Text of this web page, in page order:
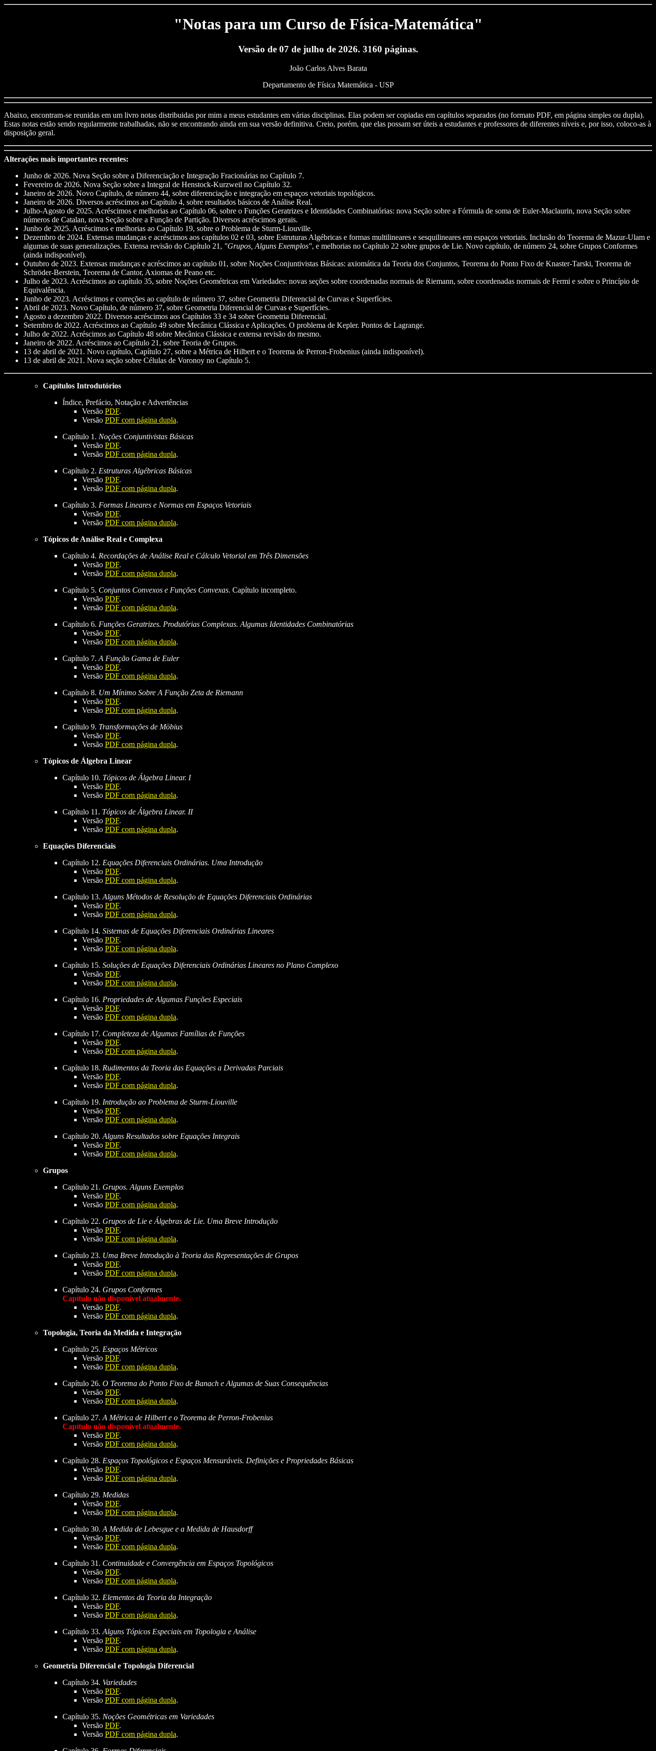
"Notas para um Curso de Física-Matemática"
Versão de 07 de julho de 2026. 3160 páginas.
João Carlos Alves Barata
Departamento de Física Matemática - USP
Abaixo, encontram-se reunidas em um livro notas distribuidas por mim a meus estudantes em várias disciplinas. Elas podem ser copiadas em capítulos separados (no formato PDF, em página simples ou dupla).
Estas notas estão sendo regularmente trabalhadas, não se encontrando ainda em sua versão definitiva. Creio, porém, que elas possam ser úteis a estudantes e professores de diferentes níveis e, por isso, coloco-as à
disposição geral.
Alterações mais importantes recentes:
Junho de 2026. Nova Seção sobre a Diferenciação e Integração Fracionárias no Capítulo 7.
Fevereiro de 2026. Nova Seção sobre a Integral de Henstock-Kurzweil no Capítulo 32.
Janeiro de 2026. Novo Capítulo, de número 44, sobre diferenciação e integração em espaços vetoriais topológicos.
Janeiro de 2026. Diversos acréscimos ao Capítulo 4, sobre resultados básicos de Análise Real.
Julho-Agosto de 2025. Acréscimos e melhorias ao Capítulo 06, sobre o Funções Geratrizes e Identidades Combinatórias: nova Seção sobre a Fórmula de soma de Euler-Maclaurin, nova Seção sobre
números de Catalan, nova Seção sobre a Função de Partição. Diversos acréscimos gerais.
Junho de 2025. Acréscimos e melhorias ao Capítulo 19, sobre o Problema de Sturm-Liouville.
Dezembro de 2024. Extensas mudanças e acréscimos aos capítulos 02 e 03, sobre Estruturas Algébricas e formas multilineares e sesquilineares em espaços vetoriais. Inclusão do Teorema de Mazur-Ulam e
algumas de suas generalizações. Extensa revisão do Capítulo 21, "Grupos, Alguns Exemplos", e melhorias no Capítulo 22 sobre grupos de Lie. Novo capítulo, de número 24, sobre Grupos Conformes
(ainda indisponível).
Outubro de 2023. Extensas mudanças e acréscimos ao capítulo 01, sobre Noções Conjuntivistas Básicas: axiomática da Teoria dos Conjuntos, Teorema do Ponto Fixo de Knaster-Tarski, Teorema de
Schröder-Berstein, Teorema de Cantor, Axiomas de Peano etc.
Julho de 2023. Acréscimos ao capítulo 35, sobre Noções Geométricas em Variedades: novas seções sobre coordenadas normais de Riemann, sobre coordenadas normais de Fermi e sobre o Princípio de
Equivalência.
Junho de 2023. Acréscimos e correções ao capítulo de número 37, sobre Geometria Diferencial de Curvas e Superfícies.
Abril de 2023. Novo Capítulo, de número 37, sobre Geometria Diferencial de Curvas e Superfícies.
Agosto a dezembro 2022. Diversos acréscimos aos Capítulos 33 e 34 sobre Geometria Diferencial.
Setembro de 2022. Acréscimos ao Capítulo 49 sobre Mecânica Clássica e Aplicações. O problema de Kepler. Pontos de Lagrange.
Julho de 2022. Acréscimos ao Capítulo 48 sobre Mecânica Clássica e extensa revisão do mesmo.
Janeiro de 2022. Acréscimos ao Capítulo 21, sobre Teoria de Grupos.
13 de abril de 2021. Novo capítulo, Capítulo 27, sobre a Métrica de Hilbert e o Teorema de Perron-Frobenius (ainda indisponível).
13 de abril de 2021. Nova seção sobre Células de Voronoy no Capítulo 5.
Capítulos Introdutórios
Índice, Prefácio, Notação e Advertências
Versão PDF.
Versão PDF com página dupla.
Capítulo 1. Noções Conjuntivistas Básicas
Versão PDF.
Versão PDF com página dupla.
Capítulo 2. Estruturas Algébricas Básicas
Versão PDF.
Versão PDF com página dupla.
Capítulo 3. Formas Lineares e Normas em Espaços Vetoriais
Versão PDF.
Versão PDF com página dupla.
Tópicos de Análise Real e Complexa
Capítulo 4. Recordações de Análise Real e Cálculo Vetorial em Três Dimensões
Versão PDF.
Versão PDF com página dupla.
Capítulo 5. Conjuntos Convexos e Funções Convexas. Capítulo incompleto.
Versão PDF.
Versão PDF com página dupla.
Capítulo 6. Funções Geratrizes. Produtórias Complexas. Algumas Identidades Combinatórias
Versão PDF.
Versão PDF com página dupla.
Capítulo 7. A Função Gama de Euler
Versão PDF.
Versão PDF com página dupla.
Capítulo 8. Um Mínimo Sobre A Função Zeta de Riemann
Versão PDF.
Versão PDF com página dupla.
Capítulo 9. Transformações de Möbius
Versão PDF.
Versão PDF com página dupla.
Tópicos de Álgebra Linear
Capítulo 10. Tópicos de Álgebra Linear. I
Versão PDF.
Versão PDF com página dupla.
Capítulo 11. Tópicos de Álgebra Linear. II
Versão PDF.
Versão PDF com página dupla.
Equações Diferenciais
Capítulo 12. Equações Diferenciais Ordinárias. Uma Introdução
Versão PDF.
Versão PDF com página dupla.
Capítulo 13. Alguns Métodos de Resolução de Equações Diferenciais Ordinárias
Versão PDF.
Versão PDF com página dupla.
Capítulo 14. Sistemas de Equações Diferenciais Ordinárias Lineares
Versão PDF.
Versão PDF com página dupla.
Capítulo 15. Soluções de Equações Diferenciais Ordinárias Lineares no Plano Complexo
Versão PDF.
Versão PDF com página dupla.
Capítulo 16. Propriedades de Algumas Funções Especiais
Versão PDF.
Versão PDF com página dupla.
Capítulo 17. Completeza de Algumas Famílias de Funções
Versão PDF.
Versão PDF com página dupla.
Capítulo 18. Rudimentos da Teoria das Equações a Derivadas Parciais
Versão PDF.
Versão PDF com página dupla.
Capítulo 19. Introdução ao Problema de Sturm-Liouville
Versão PDF.
Versão PDF com página dupla.
Capítulo 20. Alguns Resultados sobre Equações Integrais
Versão PDF.
Versão PDF com página dupla.
Grupos
Capítulo 21. Grupos. Alguns Exemplos
Versão PDF.
Versão PDF com página dupla.
Capítulo 22. Grupos de Lie e Álgebras de Lie. Uma Breve Introdução
Versão PDF.
Versão PDF com página dupla.
Capítulo 23. Uma Breve Introdução à Teoria das Representações de Grupos
Versão PDF.
Versão PDF com página dupla.
Capítulo 24. Grupos Conformes
Capítulo não disponível atualmente.
Versão PDF.
Versão PDF com página dupla.
Topologia, Teoria da Medida e Integração
Capítulo 25. Espaços Métricos
Versão PDF.
Versão PDF com página dupla.
Capítulo 26. O Teorema do Ponto Fixo de Banach e Algumas de Suas Consequências
Versão PDF.
Versão PDF com página dupla.
Capítulo 27. A Métrica de Hilbert e o Teorema de Perron-Frobenius
Capítulo não disponível atualmente.
Versão PDF.
Versão PDF com página dupla.
Capítulo 28. Espaços Topológicos e Espaços Mensuráveis. Definições e Propriedades Básicas
Versão PDF.
Versão PDF com página dupla.
Capítulo 29. Medidas
Versão PDF.
Versão PDF com página dupla.
Capítulo 30. A Medida de Lebesgue e a Medida de Hausdorff
Versão PDF.
Versão PDF com página dupla.
Capítulo 31. Continuidade e Convergência em Espaços Topológicos
Versão PDF.
Versão PDF com página dupla.
Capítulo 32. Elementos da Teoria da Integração
Versão PDF.
Versão PDF com página dupla.
Capítulo 33. Alguns Tópicos Especiais em Topologia e Análise
Versão PDF.
Versão PDF com página dupla.
Geometria Diferencial e Topologia Diferencial
Capítulo 34. Variedades
Versão PDF.
Versão PDF com página dupla.
Capítulo 35. Noções Geométricas em Variedades
Versão PDF.
Versão PDF com página dupla.